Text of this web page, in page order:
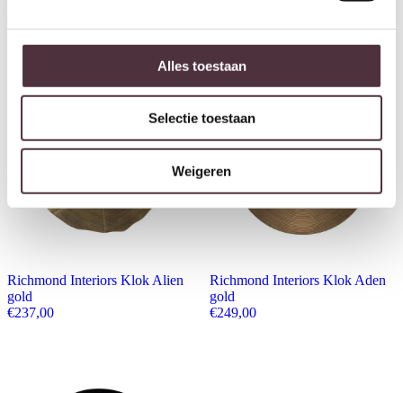
Alles toestaan
Selectie toestaan
Weigeren
Richmond Interiors Klok Alien
gold
€237,00
Richmond Interiors Klok Aden
gold
€249,00